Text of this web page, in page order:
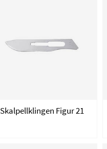
Skalpellklingen Figur 21